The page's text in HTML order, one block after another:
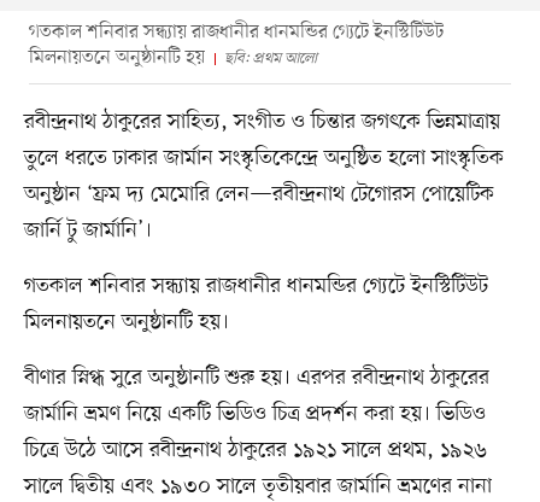
গতকাল শনিবার সন্ধ্যায় রাজধানীর ধানমন্ডির গ্যেটে ইনস্টিটিউট
মিলনায়তনে অনুষ্ঠানটি হয়
ছবি: প্রথম আলো
রবীন্দ্রনাথ ঠাকুরের সাহিত্য, সংগীত ও চিন্তার জগৎকে ভিন্নমাত্রায়
তুলে ধরতে ঢাকার জার্মান সংস্কৃতিকেন্দ্রে অনুষ্ঠিত হলো সাংস্কৃতিক
অনুষ্ঠান ‘ফ্রম দ্য মেমোরি লেন—রবীন্দ্রনাথ টেগোরস পোয়েটিক
জার্নি টু জার্মানি’।
গতকাল শনিবার সন্ধ্যায় রাজধানীর ধানমন্ডির গ্যেটে ইনস্টিটিউট
মিলনায়তনে অনুষ্ঠানটি হয়।
বীণার স্নিগ্ধ সুরে অনুষ্ঠানটি শুরু হয়। এরপর রবীন্দ্রনাথ ঠাকুরের
জার্মানি ভ্রমণ নিয়ে একটি ভিডিও চিত্র প্রদর্শন করা হয়। ভিডিও
চিত্রে উঠে আসে রবীন্দ্রনাথ ঠাকুরের ১৯২১ সালে প্রথম, ১৯২৬
সালে দ্বিতীয় এবং ১৯৩০ সালে তৃতীয়বার জার্মানি ভ্রমণের নানা